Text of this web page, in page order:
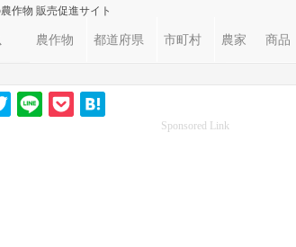
作物 販売促進サイト
農作物 都道府県 市町村 農家 商品
Sponsored Link